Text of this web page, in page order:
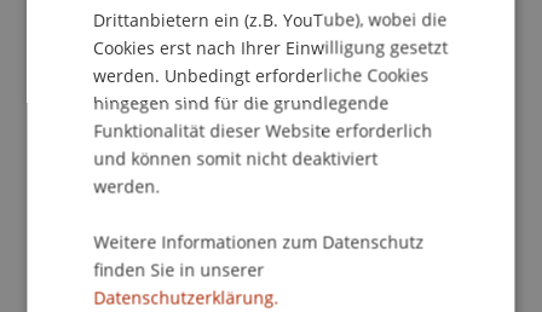
MMag. Nicolas Werner Reithner
Univ.-Prof. Dr. Francesco A. Schurr
Dr. Daniela Schönenberg
Dr. iur. WilhelmUngerank LL.M.
Prof. Dr. Birgit Weitemeyer
Dr. Johannesvon Schönfeld LL.M.
School/Professur:
Institut für Finanzdienstleistungen
Der Generationenwechsel in der
Drittanbietern ein (z.B. YouTube), wobei die
Cookies erst nach Ihrer Einwilligung gesetzt
werden. Unbedingt erforderliche Cookies
hingegen sind für die grundlegende
Funktionalität dieser Website erforderlich
und können somit nicht deaktiviert
werden.
Weitere Informationen zum Datenschutz
finden Sie in unserer
Datenschutzerklärung.